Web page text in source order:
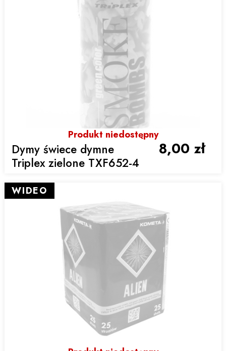
Produkt niedostępny
Dymy świece dymne
Triplex zielone TXF652-4
8,00 zł
WIDEO